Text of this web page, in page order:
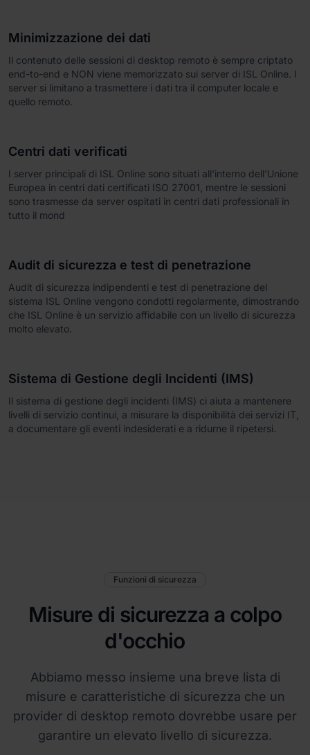
Minimizzazione dei dati
Il contenuto delle sessioni di desktop remoto è sempre criptato
end-to-end e NON viene memorizzato sui server di ISL Online. I
server si limitano a trasmettere i dati tra il computer locale e
quello remoto.
Centri dati verificati
I server principali di ISL Online sono situati all'interno dell'Unione
Europea in centri dati certificati ISO 27001, mentre le sessioni
sono trasmesse da server ospitati in centri dati professionali in
tutto il mond
Audit di sicurezza e test di penetrazione
Audit di sicurezza indipendenti e test di penetrazione del
sistema ISL Online vengono condotti regolarmente, dimostrando
che ISL Online è un servizio affidabile con un livello di sicurezza
molto elevato.
Sistema di Gestione degli Incidenti (IMS)
Il sistema di gestione degli incidenti (IMS) ci aiuta a mantenere
livelli di servizio continui, a misurare la disponibilità dei servizi IT,
a documentare gli eventi indesiderati e a ridurne il ripetersi.
Funzioni di sicurezza
Misure di sicurezza a colpo
d'occhio
Abbiamo messo insieme una breve lista di
misure e caratteristiche di sicurezza che un
provider di desktop remoto dovrebbe usare per
garantire un elevato livello di sicurezza.